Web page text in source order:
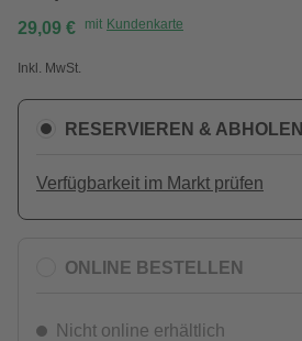
29,09 € mit Kundenkarte
Inkl. MwSt.
RESERVIEREN & ABHOLEN
Verfügbarkeit im Markt prüfen
ONLINE BESTELLEN
Nicht online erhältlich